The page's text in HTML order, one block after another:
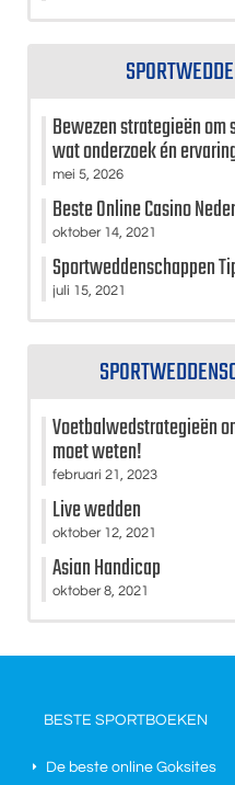
Bewezen strategieën
wat onderzoek én
mei 5, 2026
Beste Online Casino
oktober 14, 2021
Sportweddenschappen
juli 15, 2021
Voetbalwedstrategieën
moet weten!
februari 21, 2023
Live wedden
oktober 12, 2021
Asian Handicap
oktober 8, 2021
BESTE SPORTBOEKEN
De beste online Goksites